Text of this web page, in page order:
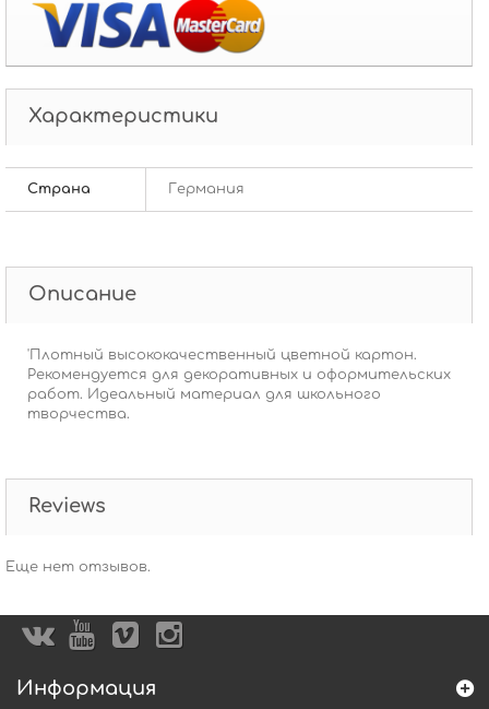
Характеристики
Страна Германия
Описание
'Плотный высококачественный цветной картон.
Рекомендуется для декоративных и оформительских
работ. Идеальный материал для школьного
творчества.
Reviews
Еще нет отзывов.
Информация